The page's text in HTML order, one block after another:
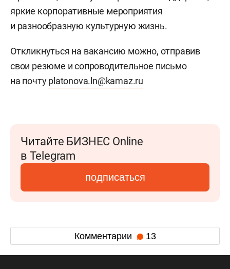
яркие корпоративные мероприятия
и разнообразную культурную жизнь.
Откликнуться на вакансию можно, отправив
свои резюме и сопроводительное письмо
на почтуplatonova.ln@kamaz.ru
Читайте БИЗНЕС Online
в Telegram
подписаться
Комментарии 13